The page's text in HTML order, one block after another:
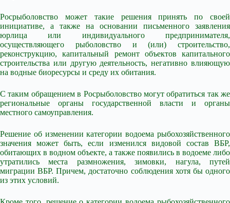
Росрыболовство может такие решения принять по своей
инициативе, а также на основании письменного заявления
юрлица или индивидуального предпринимателя,
осуществляющего рыболовство и (или) строительство,
реконструкцию, капитальный ремонт объектов капитального
строительства или другую деятельность, негативно влияющую
на водные биоресурсы и среду их обитания.
С таким обращением в Росрыболовство могут обратиться так же
региональные органы государственной власти и органы
местного самоуправления.
Решение об изменении категории водоема рыбохозяйственного
значения может быть, если изменился видовой состав ВБР,
обитающих в водном объекте, а также появились в водоеме либо
утратились места размножения, зимовки, нагула, путей
миграции ВБР. Причем, достаточно соблюдения хотя бы одного
из этих условий.